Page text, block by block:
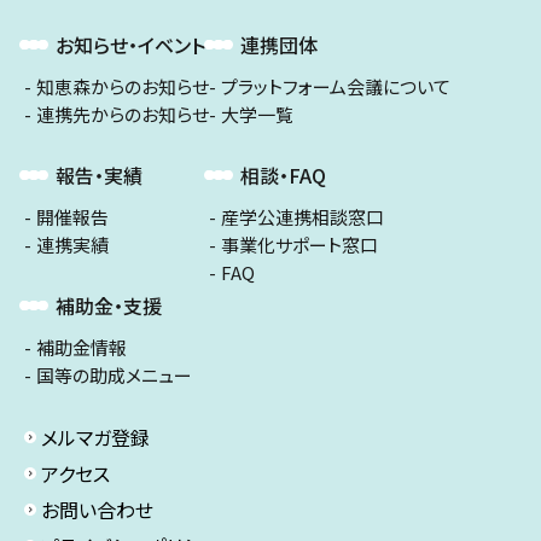
お知らせ・イベント
知恵森からのお知らせ
連携先からのお知らせ
報告・実績
開催報告
連携実績
補助金・支援
補助金情報
国等の助成メニュー
連携団体
プラットフォーム会議について
大学一覧
相談・FAQ
産学公連携相談窓口
事業化サポート窓口
FAQ
メルマガ登録
アクセス
お問い合わせ